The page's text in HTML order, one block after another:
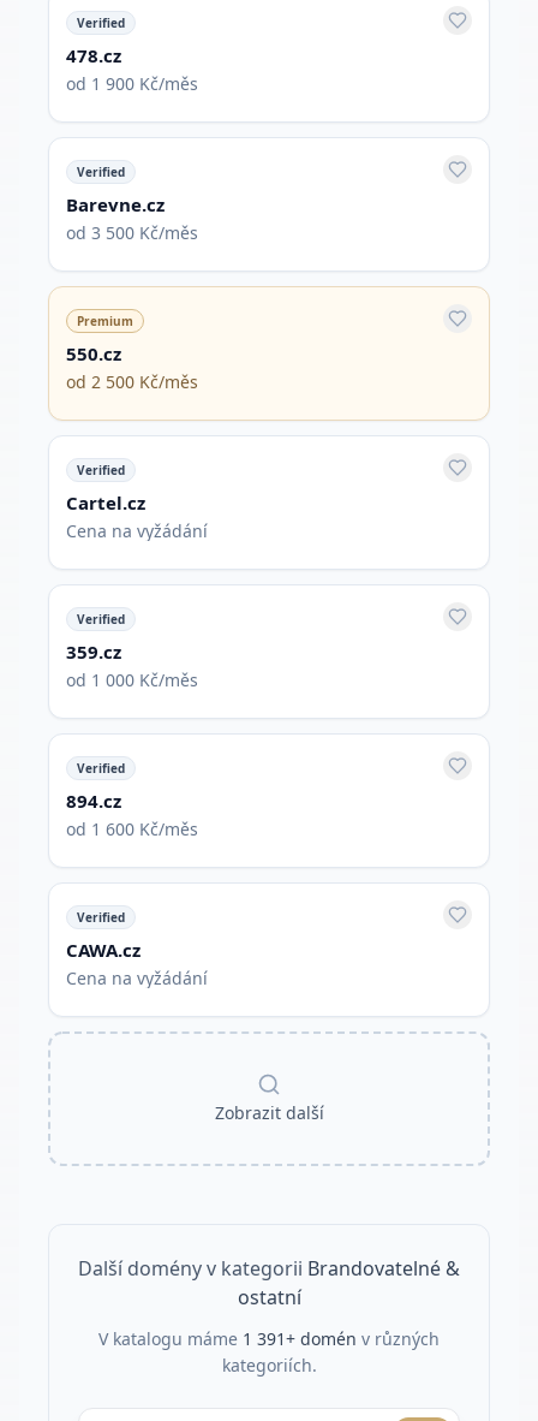
Verified
478.cz
od 1 900 Kč/měs
Verified
Barevne.cz
od 3 500 Kč/měs
Premium
550.cz
od 2 500 Kč/měs
Verified
Cartel.cz
Cena na vyžádání
Verified
359.cz
od 1 000 Kč/měs
Verified
894.cz
od 1 600 Kč/měs
Verified
CAWA.cz
Cena na vyžádání
Zobrazit další
Další domény v kategorii Brandovatelné &
ostatní
V katalogu máme 1 391+ domén v různých
kategoriích.